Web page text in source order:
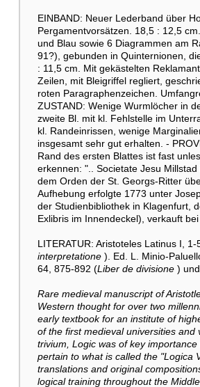
EINBAND: Neuer Lederband über
Pergamentvorsätzen. 18,5 : 12,5
und Blau sowie 6 Diagrammen am
91?), gebunden in Quinternionen,
: 11,5 cm. Mit gekästelten
Zeilen, mit Bleigriffel regliert,
roten Paragraphenzeichen.
ZUSTAND: Wenige Wurmlöcher in
zweite Bl. mit kl. Fehlstelle im
kl. Randeinrissen, wenige
insgesamt sehr gut erhalten. -
Rand des ersten Blattes ist fast
erkennen: ".. Societate Jesu
dem Orden der St. Georgs-Ritter
Aufhebung erfolgte 1773 unter
der Studienbibliothek in Klagenfurt,
Exlibris im Innendeckel), verkauft
LITERATUR: Aristoteles Latinus I, 1-
interpretatione). Ed. L. Minio-
64, 875-892 (Liber de divisione) und
Rare medieval manuscript of
Western thought for over two
early textbook for an institute of
of the first medieval universities
trivium, Logic was of key
pertain to what is called the "Logica
translations and original
logical training throughout the